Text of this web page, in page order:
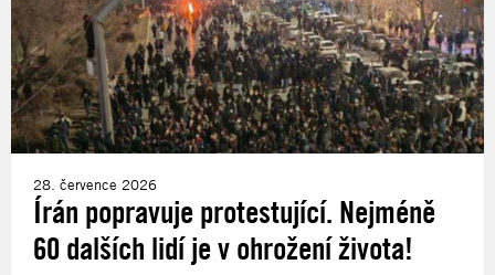
28. července 2026
Írán popravuje protestující. Nejméně
60 dalších lidí je v ohrožení života!